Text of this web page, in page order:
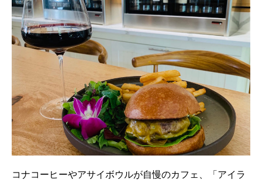
コナコーヒーやアサイボウルが自慢のカフェ、「アイラ